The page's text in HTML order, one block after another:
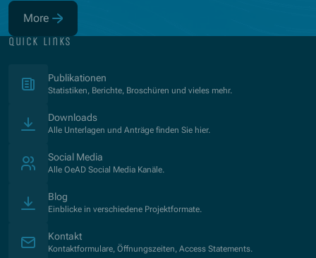
More
(Opens in new window)
quick links
Publikationen
Statistiken, Berichte, Broschüren und vieles mehr.
Downloads
Alle Unterlagen und Anträge finden Sie hier.
Social Media
Alle OeAD Social Media Kanäle.
Blog
Einblicke in verschiedene Projektformate.
Kontakt
Kontaktformulare, Öffnungszeiten, Access Statements.